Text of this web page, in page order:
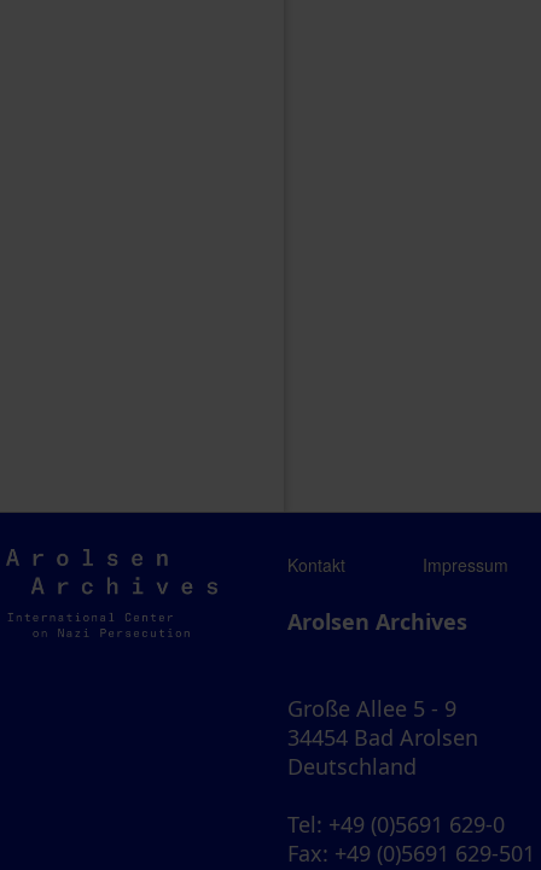
Arolsen
Archives
Kontakt Impressum
Arolsen Archives
Große Allee 5 - 9
34454 Bad Arolsen
Deutschland
Tel: +49 (0)5691 629-0
Fax: +49 (0)5691 629-501